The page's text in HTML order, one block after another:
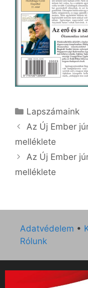
Kategória
Lapszámaink
Az Új Ember
melléklete
Az Új Ember
melléklete
Adatvédelem •
Rólunk